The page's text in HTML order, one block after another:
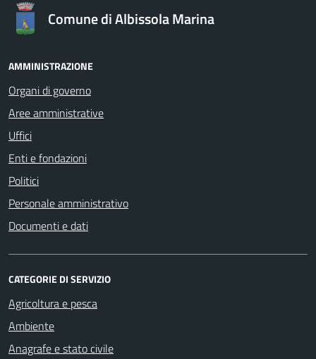
Comune di Albissola Marina
AMMINISTRAZIONE
Organi di governo
Aree amministrative
Uffici
Enti e fondazioni
Politici
Personale amministrativo
Documenti e dati
CATEGORIE DI SERVIZIO
Agricoltura e pesca
Ambiente
Anagrafe e stato civile